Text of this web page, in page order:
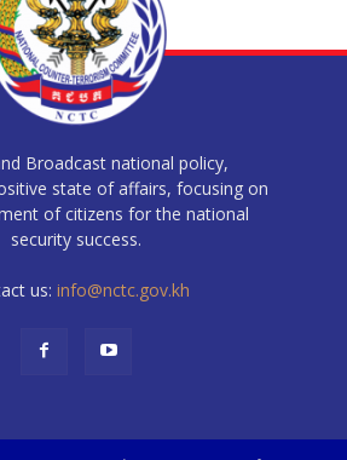
Broadcast national policy,
state of affairs, focusing on
of citizens for the national
security success.
us: info@nctc.gov.kh